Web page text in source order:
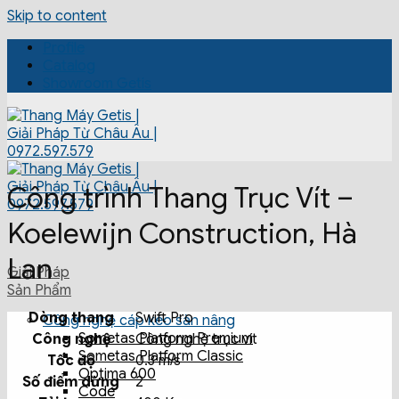
Skip to content
Giải Pháp
Sản Phẩm
Công nghệ cáp kéo sàn nâng
Sometas Platform Premium
Sometas Platform Classic
Optima 600
Code
Công trình Thang Trục Vít –
Koelewijn Construction, Hà
Lan
Dòng thang
Swift Pro
Công nghệ
Công nghệ trục vít
Tốc độ
0.3 m/s
Số điểm dừng
2